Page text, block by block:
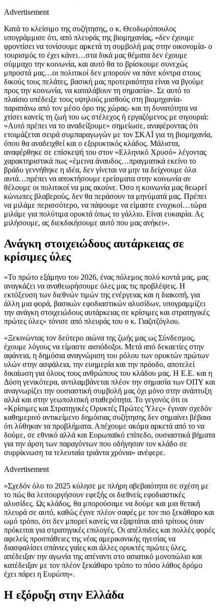
Advertisement
Κατά το κλείσιμο της συζήτησης, ο κ. Θεοδωρόπουλος
υπογράμμισε ότι, από πλευράς της βιομηχανίας, «δεν έχουμε
φροντίσει να τονίσουμε αρκετά τη συμβολή μας στην οικονομία- ο
τουρισμός το έχει κάνει…στα δικά μας θέματα δεν έχουμε
σύμμαχο την κοινωνία, και αυτό θα το βρίσκουμε συνεχώς
μπροστά μας…οι πολιτικοί δεν μπορούν να πάνε κόντρα στους
δικούς τους πελάτες, βασική μας προτεραιότητα είναι να βγούμε
προς την κοινωνία, να καταλάβουν τη σημασία». Σε αυτό το
πλαίσιο υπέδειξε τους υψηλούς μισθούς στη βιομηχανία-
παραπάνω από τον μέσο όρο της χώρας- και τη δυνατότητα να
χτίσει κανείς τη ζωή του ως στέλεχος ή εργαζόμενος με σιγουριά:
«Αυτό πρέπει να το αναδείξουμε» σημείωσε, αναφέροντας ότι
ετοιμάζεται σειρά συμπαραγωγών με τον ΣΚΑΪ για τη βιομηχανία,
όπου θα αναδειχθεί και ο εξορυκτικός κλάδος. Μάλιστα,
αναφέρθηκε σε επίσκεψή του στον «Ελληνικό Χρυσό» λέγοντας
χαρακτηριστικά πως «έμεινα άναυδος…πραγματικά εκείνο το
βράδυ γεννήθηκε η ιδέα, δεν γίνεται να μην τα δείχνουμε όλα
αυτά…πρέπει να αποκτήσουμε ερείσματα στην κοινωνία αν
θέλουμε οι πολιτικοί να μας ακούνε. Όσο η κοινωνία μας θεωρεί
κώνωπες βλαβερούς, δεν θα περάσουν τα μηνύματά μας. Πρέπει
να μιλάμε περισσότερο, να πάψουμε να είμαστε ενοχικοί…τώρα
μιλάμε για πολύτιμα ορυκτά όπως το γάλλιο. Είναι ευκαιρία. Ας
μιλήσουμε, ας διεκδικήσουμε αυτό που μας ανήκει».
Ανάγκη στοιχειώδους αυτάρκειας σε
κρίσιμες ύλες
«Το πρώτο εξάμηνο του 2026, ένας πόλεμος πολύ κοντά μας, μας
αναγκάζει να αναθεωρήσουμε όλες μας τις προβλέψεις. Η
εκτόξευση των διεθνών τιμών της ενέργειας και η διακοπή, για
άλλη μια φορά, βασικών εφοδιαστικών αλυσίδων, υπογραμμίζει
την ανάγκη στοιχειώδους αυτάρκειας σε κρίσιμες και στρατηγικές
πρώτες ύλες» τόνισε από πλευράς του ο κ. Γιαζιτζόγλου.
«Ξεκινώντας τον δεύτερο αιώνα της ζωής μας ως Σύνδεσμος,
έχουμε λόγους να είμαστε αισιόδοξοι. Μετά από δεκαετίες στην
αφάνεια, η δημόσια αναγνώριση του ρόλου των ορυκτών πρώτων
υλών στην ασφάλεια, την ευημερία και την πρόοδο, αποτελεί
δικαίωση για όλους τους ανθρώπους του κλάδου μας. Η Ε.Ε. και η
Δύση γενικότερα, αντιλαμβάνεται πλέον την σημασία των ΟΠΥ και
αναγνωρίζει την ουσιαστική συμβολή μας όχι μόνο στην ανάπτυξη
αλλά και στην γεωπολιτική σταθερότητα. Το γεγονός ότι οι
«Κρίσιμες και Στρατηγικές Ορυκτές Πρώτες Ύλες» έγιναν σχεδόν
καθημερινό αντικείμενο δημόσιας συζήτησης δεν σημαίνει βέβαια
ότι λύθηκαν τα προβλήματα. Απέχουμε ακόμα αρκετά από το να
δούμε, σε εθνικό αλλά και Ευρωπαϊκό επίπεδο, ουσιαστικά βήματα
για την άρση των παραγόντων που οδήγησαν τον κλάδο σε
συρρίκνωση τα τελευταία τριάντα χρόνια» ανέφερε.
Advertisement
«Σχεδόν όλο το 2025 κύλησε με πλήρη αβεβαιότητα σε σχέση με
το πώς θα λειτουργήσουν εφεξής οι διεθνείς εφοδιαστικές
αλυσίδες. Ως κλάδος, θα μπορούσαμε να δούμε και μια θετική
πλευρά σε αυτό, καθώς έγινε πλέον σαφές με τον πιο ξεκάθαρο και
ωμό τρόπο, ότι δεν μπορεί κανείς να εξαρτάται από τρίτους όταν
πρόκειται για στρατηγικές επιλογές. Οι απέλπιδες και πολλές φορές
αφελείς προσπάθειες της νέας αμερικανικής ηγεσίας να
διασφαλίσει σπάνιες γαίες και άλλες ορυκτές πρώτες ύλες,
απέδειξαν την αγωνία της απέναντι στο ασιατικό μονοπώλιο και
κατέδειξαν με τον πλέον ξεκάθαρο τρόπο το πόσο λάθος δρόμο
έχει πάρει η Ευρώπη».
Η εξόρυξη στην Ελλάδα